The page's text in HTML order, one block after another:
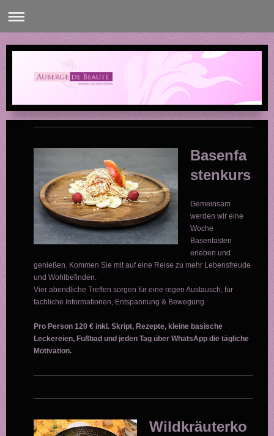
Basenfa
stenkurs
Gemeinsam
werden wir eine
Woche
Basenfasten
erleben und
genießen. Kommen Sie mit auf eine Reise zu mehr Lebensfreude
und Wohlbefinden.
Vier abendliche Treffen sorgen für eine regen Austausch, für
fachliche Informationen, Entspannung & Bewegung.
Pro Person 120 € inkl. Skript, Rezepte, kleine basische
Leckereien, Fußbad und jeden Tag über WhatsApp die tägliche
Motivation.
Wildkräuterko